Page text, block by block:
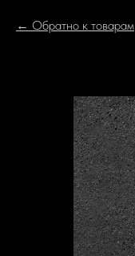
Обратно к товарам